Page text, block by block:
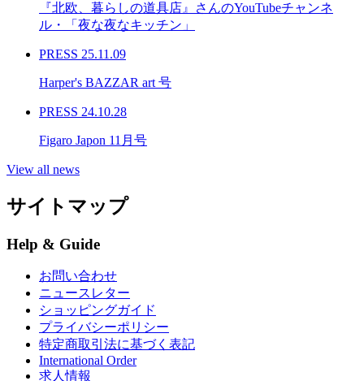
『北欧、暮らしの道具店』さんのYouTubeチャンネ
ル・「夜な夜なキッチン」
PRESS 25.11.09
Harper's BAZZAR art 号
PRESS 24.10.28
Figaro Japon 11月号
View all news
サイトマップ
Help & Guide
お問い合わせ
ニュースレター
ショッピングガイド
プライバシーポリシー
特定商取引法に基づく表記
International Order
求人情報